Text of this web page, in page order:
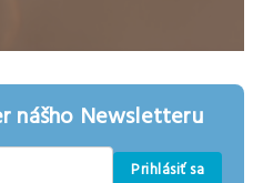
nášho Newsletteru
Prihlásiť sa